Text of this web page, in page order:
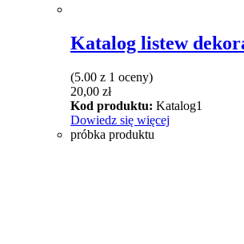
Katalog listew
(5.00 z 1 oceny)
20,00 zł
Kod produktu: Katalog1
Dowiedz się więcej
próbka produktu